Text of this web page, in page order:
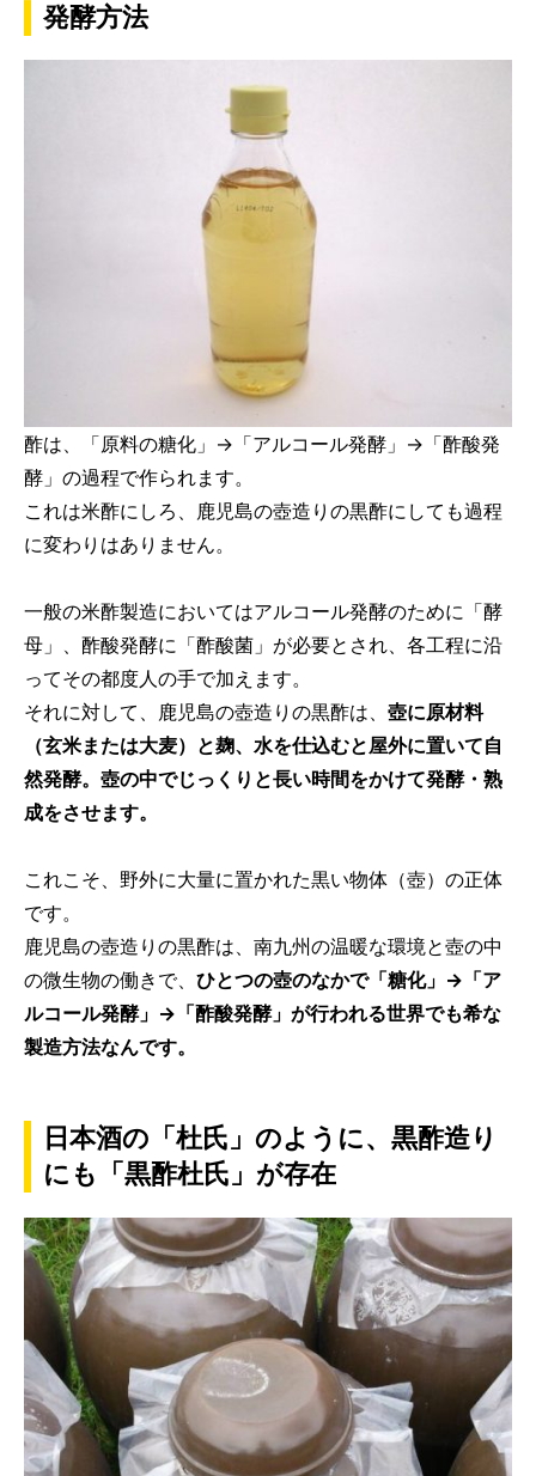
発酵方法
酢は、「原料の糖化」→「アルコール発酵」→「酢酸発
酵」の過程で作られます。
これは米酢にしろ、鹿児島の壺造りの黒酢にしても過程
に変わりはありません。
一般の米酢製造においてはアルコール発酵のために「酵
母」、酢酸発酵に「酢酸菌」が必要とされ、各工程に沿
ってその都度人の手で加えます。
それに対して、鹿児島の壺造りの黒酢は、 壺に原材料
（玄米または大麦）と麹、水を仕込むと屋外に置いて自
然発酵。壺の中でじっくりと長い時間をかけて発酵・熟
成をさせます。
これこそ、野外に大量に置かれた黒い物体（壺）の正体
です。
鹿児島の壺造りの黒酢は、南九州の温暖な環境と壺の中
の微生物の働きで、 ひとつの壺のなかで「糖化」→「ア
ルコール発酵」→「酢酸発酵」が行われる世界でも希な
製造方法なんです。
日本酒の「杜氏」のように、黒酢造り
にも「黒酢杜氏」が存在